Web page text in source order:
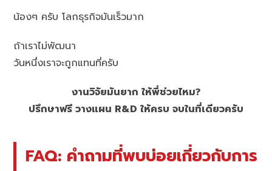
น้องๆ ครับ โลกธุรกิจมันเร็วมาก
ถ้าเราไม่พัฒนา
วันหนึ่งเราจะถูกแทนที่ครับ
งานวิจัยมันยาก ให้พี่ช่วยไหม?
ปรึกษาฟรี วางแผน R&D ให้ครบ จบในที่เดียวครับ
FAQ: คำถามที่พบบ่อยเกี่ยวกับการ